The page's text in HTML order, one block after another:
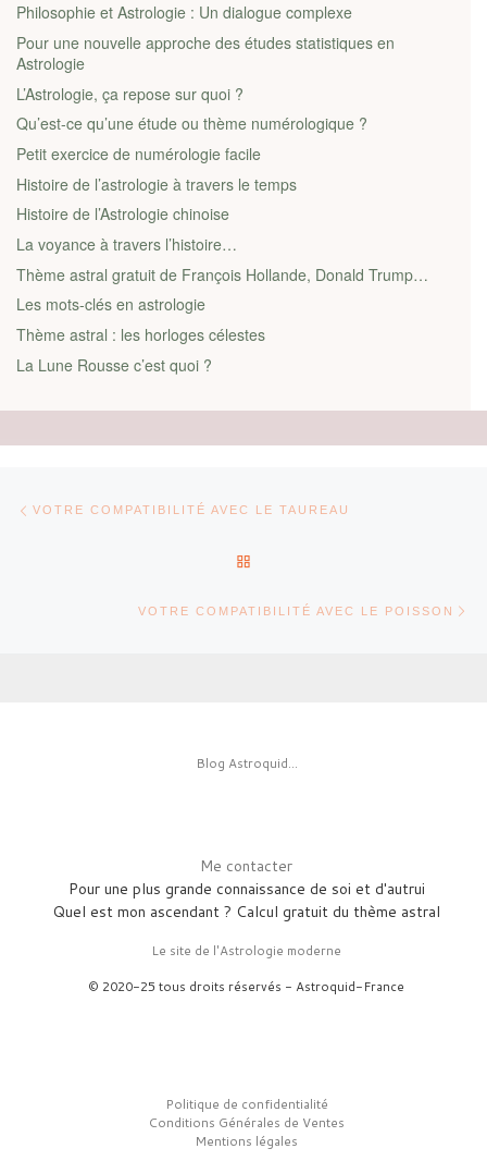
Philosophie et Astrologie : Un dialogue complexe
Pour une nouvelle approche des études statistiques en
Astrologie
L’Astrologie, ça repose sur quoi ?
Qu’est-ce qu’une étude ou thème numérologique ?
Petit exercice de numérologie facile
Histoire de l’astrologie à travers le temps
Histoire de l’Astrologie chinoise
La voyance à travers l’histoire…
Thème astral gratuit de François Hollande, Donald Trump…
Les mots-clés en astrologie
Thème astral : les horloges célestes
La Lune Rousse c’est quoi ?
VOTRE COMPATIBILITÉ AVEC LE TAUREAU
VOTRE COMPATIBILITÉ AVEC LE POISSON
Blog Astroquid...
Me contacter
Pour une plus grande connaissance de soi et d'autrui
Quel est mon ascendant ? Calcul gratuit du thème astral
Le site de l'Astrologie moderne
© 2020-25 tous droits réservés - Astroquid-France
Politique de confidentialité
Conditions Générales de Ventes
Mentions légales